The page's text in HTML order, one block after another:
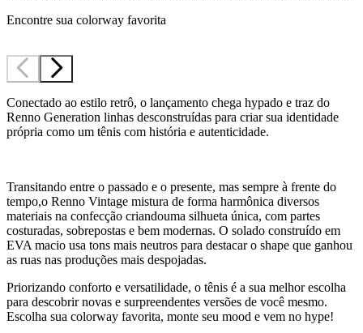
Encontre sua colorway favorita
Conectado ao estilo retrô, o lançamento chega hypado e traz do
Renno Generation linhas desconstruídas para criar sua identidade
própria como um tênis com história e autenticidade.
Transitando entre o passado e o presente, mas sempre à frente do
tempo,o Renno Vintage mistura de forma harmônica diversos
materiais na confecção criandouma silhueta única, com partes
costuradas, sobrepostas e bem modernas. O solado construído em
EVA macio usa tons mais neutros para destacar o shape que ganhou
as ruas nas produções mais despojadas.
Priorizando conforto e versatilidade, o tênis é a sua melhor escolha
para descobrir novas e surpreendentes versões de você mesmo.
Escolha sua colorway favorita, monte seu mood e vem no hype!